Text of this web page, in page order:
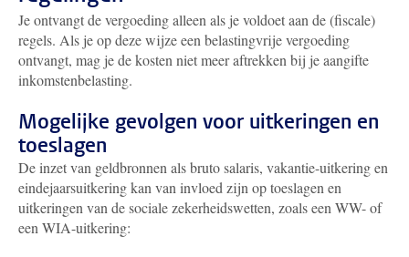
Je ontvangt de vergoeding alleen als je voldoet aan de (fiscale)
regels. Als je op deze wijze een belastingvrije vergoeding
ontvangt, mag je de kosten niet meer aftrekken bij je aangifte
inkomstenbelasting.
Mogelijke gevolgen voor uitkeringen en
toeslagen
De inzet van geldbronnen als bruto salaris, vakantie-uitkering en
eindejaarsuitkering kan van invloed zijn op toeslagen en
uitkeringen van de sociale zekerheidswetten, zoals een WW- of
een WIA-uitkering: